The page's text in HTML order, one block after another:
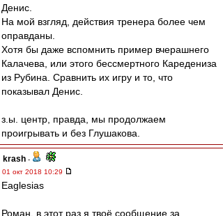
Денис.
На мой взгляд, действия тренера более чем
оправданы.
Хотя бы даже вспомнить пример вчерашнего
Калачева, или этого бессмертного Каредениза
из Рубина. Сравнить их игру и то, что
показывал Денис.
з.ы. центр, правда, мы продолжаем
проигрывать и без Глушакова.
krash -
01 окт 2018 10:29
Eaglesias
Роман, в этот раз я твоё сообщение за